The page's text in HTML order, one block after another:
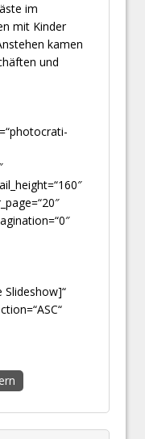
im
mit Kinder
kamen
und
Slideshow]“